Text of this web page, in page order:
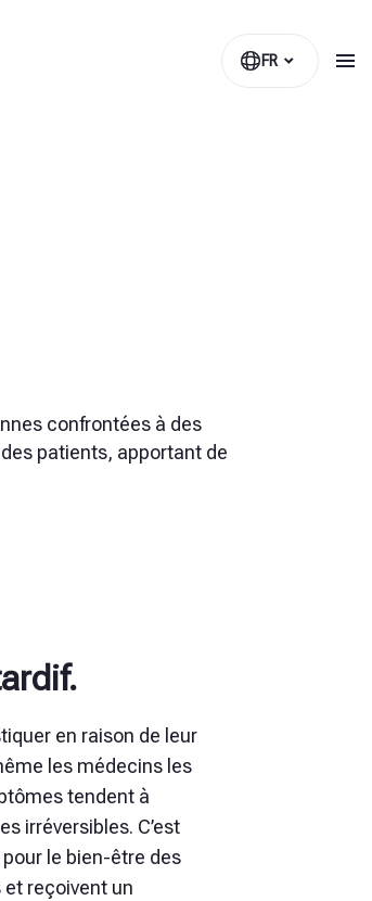
FR
confrontées à des
patients, apportant de
en raison de leur
les médecins les
tendent à
irréversibles. C’est
pour le bien-être des
et reçoivent un